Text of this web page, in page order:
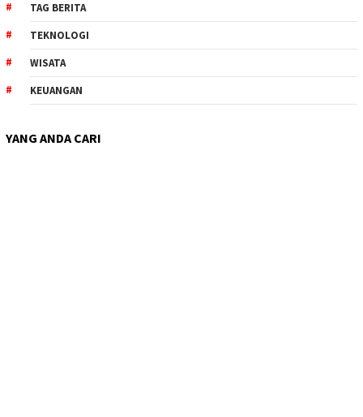
TAG BERITA
TEKNOLOGI
WISATA
KEUANGAN
YANG ANDA CARI